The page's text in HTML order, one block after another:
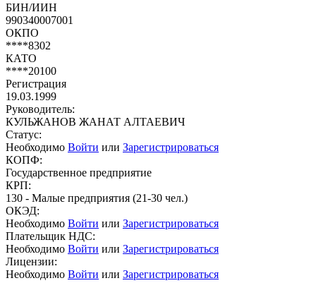
БИН/ИИН
990340007001
ОКПО
****8302
КАТО
****20100
Регистрация
19.03.1999
Руководитель:
КУЛЬЖАНОВ ЖАНАТ АЛТАЕВИЧ
Статус:
Необходимо Войти или Зарегистрироваться
КОПФ:
Государственное предприятие
КРП:
130 - Малые предприятия (21-30 чел.)
ОКЭД:
Необходимо Войти или Зарегистрироваться
Плательщик НДС:
Необходимо Войти или Зарегистрироваться
Лицензии:
Необходимо Войти или Зарегистрироваться